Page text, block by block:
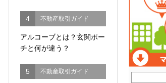
4 不動産取引ガイド
アルコーブとは？玄関ポー
チと何が違う？
5 不動産取引ガイド